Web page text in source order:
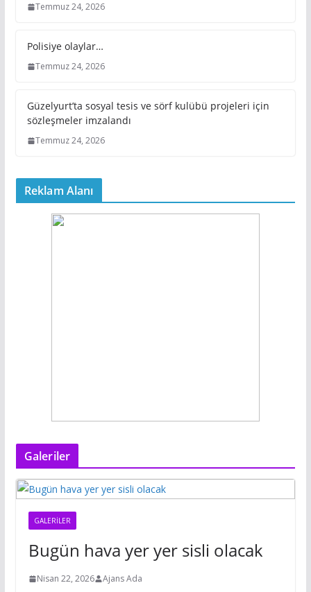
Temmuz 24, 2026
Polisiye olaylar…
Temmuz 24, 2026
Güzelyurt’ta sosyal tesis ve sörf kulübü projeleri için
sözleşmeler imzalandı
Temmuz 24, 2026
Reklam Alanı
Galeriler
GALERILER
Bugün hava yer yer sisli olacak
Nisan 22, 2026 Ajans Ada